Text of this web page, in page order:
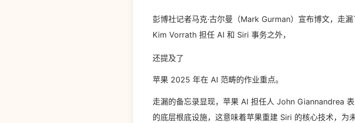
彭博社记者马克·古尔曼（Mark Gurman）宣布博文，走
Kim Vorrath 担任 AI 和 Siri 事务之外，
还提及了
苹果 2025 年在 AI 范畴的作业重点。
走漏的备忘录显现，苹果 AI 担任人 John Giannandrea
的底层根底设施，这意味着苹果重建 Siri 的核心技术，为